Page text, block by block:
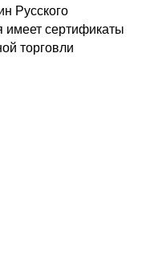
Русского
сертификаты
торговли